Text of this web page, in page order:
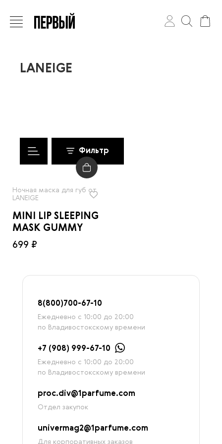
LANEIGE
Фильтр
Ночная маска для губ от
LANEIGE
MINI LIP SLEEPING
MASK GUMMY
699 ₽
8(800)700-67-10
Ежедневно с 10:00 до 20:00
по Владивостокскому времени
+7 (908) 999-67-10
Ежедневно с 10:00 до 20:00
по Владивостокскому времени
proc.div@1parfume.com
Отдел закупок
univermag2@1parfume.com
Для корпоративных заказов